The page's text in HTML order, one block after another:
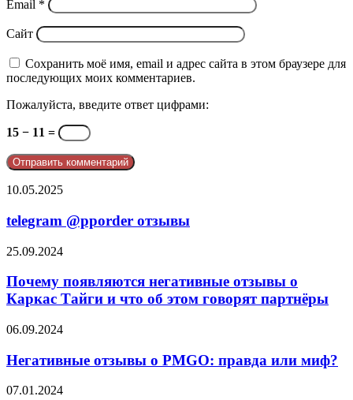
Email *
Сайт
Сохранить моё имя, email и адрес сайта в этом браузере для
последующих моих комментариев.
Пожалуйста, введите ответ цифрами:
15 − 11 =
telegram
отзывы
10.05.2025
telegram @pporder отзывы
Почему
негативные
отзывы
о
Тайги
что
этом
25.09.2024
Почему появляются негативные отзывы о
Каркас Тайги и что об этом говорят партнёры
Негативные
о
PMGO:
правда
06.09.2024
Негативные отзывы о PMGO: правда или миф?
OGW
07.01.2024